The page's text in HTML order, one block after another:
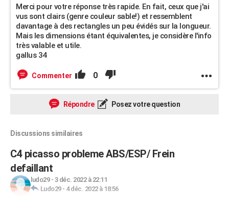
Merci pour votre réponse très rapide. En fait, ceux que j'ai
vus sont clairs (genre couleur sable!) et ressemblent
davantage à des rectangles un peu évidés sur la longueur.
Mais les dimensions étant équivalentes, je considère l'info
très valable et utile.
gallus 34
Commenter 0
Répondre Posez votre question
Discussions similaires
C4 picasso probleme ABS/ESP/ Frein
defaillant
ludo29- 3 déc. 2022 à 22:11
Ludo29- 4 déc. 2022 à 18:56